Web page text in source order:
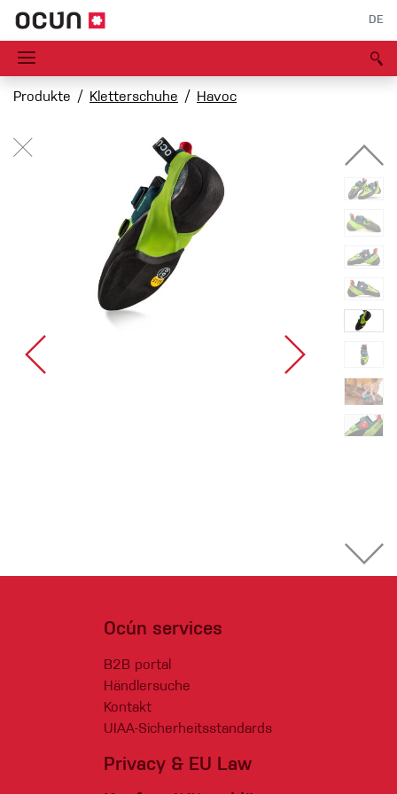
DE
Produkte Kletterschuhe Havoc
Ocún services
B2B portal
Händlersuche
Kontakt
UIAA-Sicherheitsstandards
Privacy & EU Law